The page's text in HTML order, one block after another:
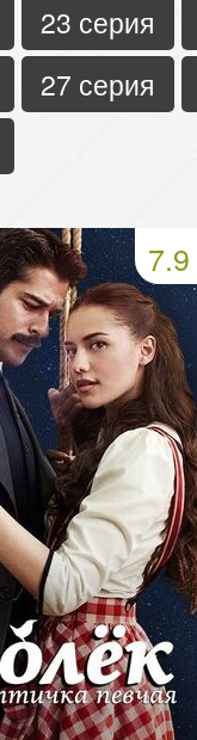
23 серия
27 серия
7.9